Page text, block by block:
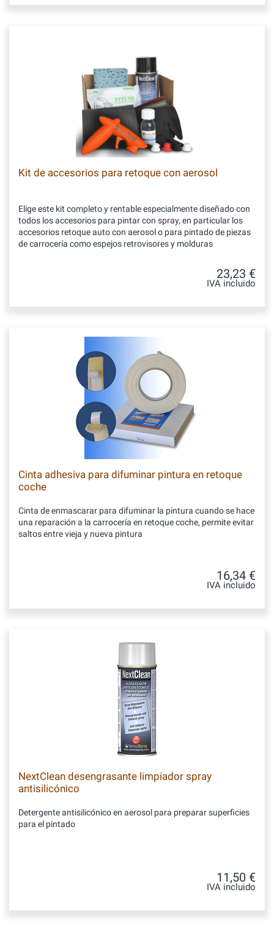
Kit de accesorios para retoque con aerosol
Elige este kit completo y rentable especialmente diseñado con
todos los accesorios para pintar con spray, en particular los
accesorios retoque auto con aerosol o para pintado de piezas
de carrocería como espejos retrovisores y molduras
23,23 €
IVA incluido
Cinta adhesiva para difuminar pintura en retoque
coche
Cinta de enmascarar para difuminar la pintura cuando se hace
una reparación a la carrocería en retoque coche, permite evitar
saltos entre vieja y nueva pintura
16,34 €
IVA incluido
NextClean desengrasante limpiador spray
antisilicónico
Detergente antisilicónico en aerosol para preparar superficies
para el pintado
11,50 €
IVA incluido